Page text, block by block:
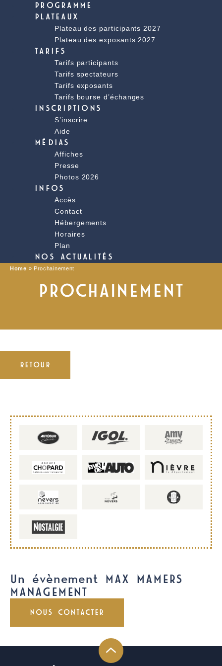
PROGRAMME
PLATEAUX
Plateau des participants 2027
Plateau des exposants 2027
TARIFS
Tarifs participants
Tarifs spectateurs
Tarifs exposants
Tarifs bourse d’échanges
INSCRIPTIONS
S’inscrire
Aide
MÉDIAS
Affiches
Presse
Photos 2026
INFOS
Accès
Contact
Hébergements
Horaires
Plan
NOS ACTUALITÉS
Home » Prochainement
PROCHAINEMENT
RETOUR
Un évènement MAX MAMERS
MANAGEMENT
NOUS CONTACTER